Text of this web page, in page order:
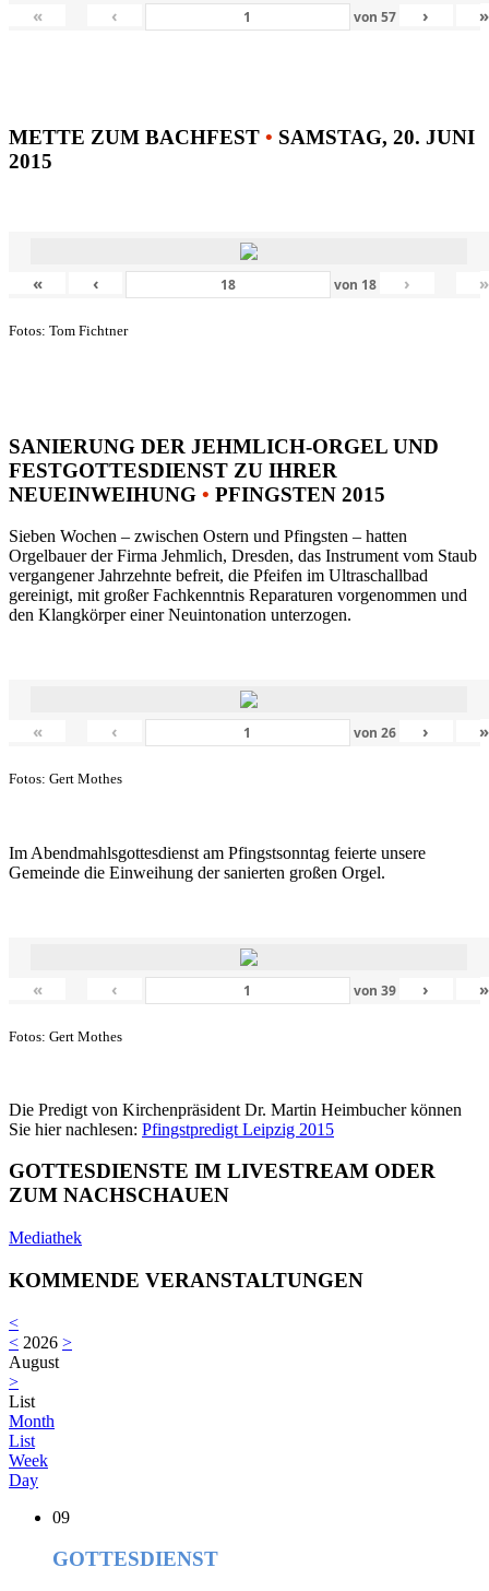
« ‹ von 57 › »
METTE ZUM BACHFEST • SAMSTAG, 20. JUNI
2015
« ‹ von 18 › »
Fotos: Tom Fichtner
SANIERUNG DER JEHMLICH-ORGEL UND
FESTGOTTESDIENST ZU IHRER
NEUEINWEIHUNG • PFINGSTEN 2015
Sieben Wochen – zwischen Ostern und Pfingsten – hatten
Orgelbauer der Firma Jehmlich, Dresden, das Instrument vom Staub
vergangener Jahrzehnte befreit, die Pfeifen im Ultraschallbad
gereinigt, mit großer Fachkenntnis Reparaturen vorgenommen und
den Klangkörper einer Neuintonation unterzogen.
« ‹ von 26 › »
Fotos: Gert Mothes
Im Abendmahlsgottesdienst am Pfingstsonntag feierte unsere
Gemeinde die Einweihung der sanierten großen Orgel.
« ‹ von 39 › »
Fotos: Gert Mothes
Die Predigt von Kirchenpräsident Dr. Martin Heimbucher können
Sie hier nachlesen: Pfingstpredigt Leipzig 2015
GOTTESDIENSTE IM LIVESTREAM ODER
ZUM NACHSCHAUEN
Mediathek
KOMMENDE VERANSTALTUNGEN
<
< 2026 >
August
>
List
Month
List
Week
Day
09
GOTTESDIENST